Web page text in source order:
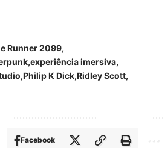
Runner 2099
experiência imersiva
Philip K Dick Ridley Scott
Facebook